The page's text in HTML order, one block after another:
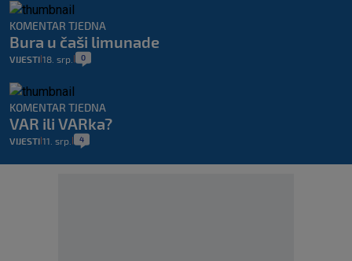
KOMENTAR TJEDNA
Bura u čaši limunade
VIJESTI 18. srp. 0
KOMENTAR TJEDNA
VAR ili VARka?
VIJESTI 11. srp. 4